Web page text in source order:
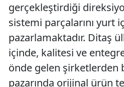
gerçekleştirdiği
sistemi parçalarını yurt
pazarlamaktadır. Ditaş
içinde, kalitesi ve
önde gelen şirketlerden
pazarında orijinal ürün